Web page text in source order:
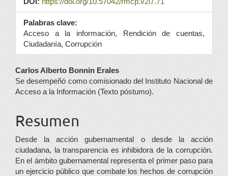
Palabras clave:
Acceso a la información, Rendición de cuentas,
Ciudadanía, Corrupción
Contenido
principal
artículo
Carlos Alberto Bonnin Erales
Se desempeñó como comisionado del Instituto Nacional de
Acceso a la Información (Texto póstumo).
Resumen
Desde la acción gubernamental o desde la acción
ciudadana, la transparencia es inhibidora de la corrupción.
En el ámbito gubernamental representa el primer paso para
un ejercicio público que combate los hechos de corrupción